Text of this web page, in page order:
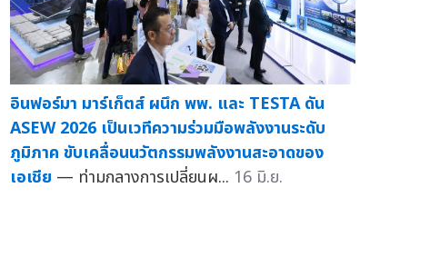
อินฟอร์มา มาร์เก็ตส์ ผนึก พพ. และ TESTA ดัน
ASEW 2026 เป็นเวทีความร่วมมือพลังงานระดับ
ภูมิภาค ขับเคลื่อนนวัตกรรมพลังงานสะอาดของ
เอเชีย — ท่ามกลางการเปลี่ยนผ... 16 มิ.ย.